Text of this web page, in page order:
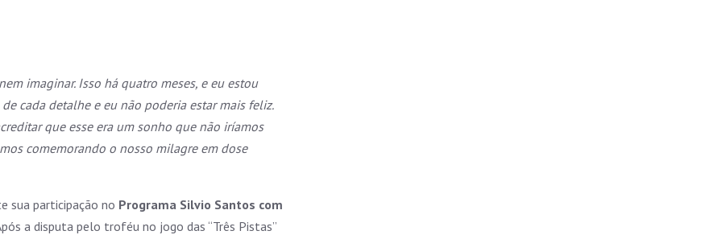
imaginar. Isso há quatro meses, e eu estou
cada detalhe e eu não poderia estar mais feliz.
que esse era um sonho que não iríamos
comemorando o nosso milagre em dose
sua participação no Programa Silvio Santos com
a disputa pelo troféu no jogo das “Três Pistas”